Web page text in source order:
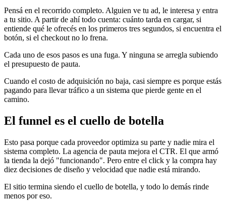
Pensá en el recorrido completo. Alguien ve tu ad, le interesa y entra
a tu sitio. A partir de ahí todo cuenta: cuánto tarda en cargar, si
entiende qué le ofrecés en los primeros tres segundos, si encuentra el
botón, si el checkout no lo frena.
Cada uno de esos pasos es una fuga. Y ninguna se arregla subiendo
el presupuesto de pauta.
Cuando el costo de adquisición no baja, casi siempre es porque estás
pagando para llevar tráfico a un sistema que pierde gente en el
camino.
El funnel es el cuello de botella
Esto pasa porque cada proveedor optimiza su parte y nadie mira el
sistema completo. La agencia de pauta mejora el CTR. El que armó
la tienda la dejó "funcionando". Pero entre el click y la compra hay
diez decisiones de diseño y velocidad que nadie está mirando.
El sitio termina siendo el cuello de botella, y todo lo demás rinde
menos por eso.